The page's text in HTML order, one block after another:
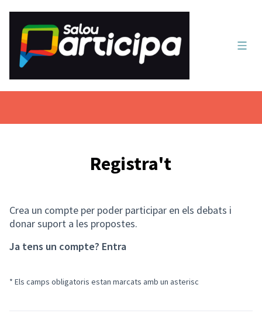
Registra't
Crea un compte per poder participar en els debats i
donar suport a les propostes.
Ja tens un compte? Entra
* Els camps obligatoris estan marcats amb un asterisc